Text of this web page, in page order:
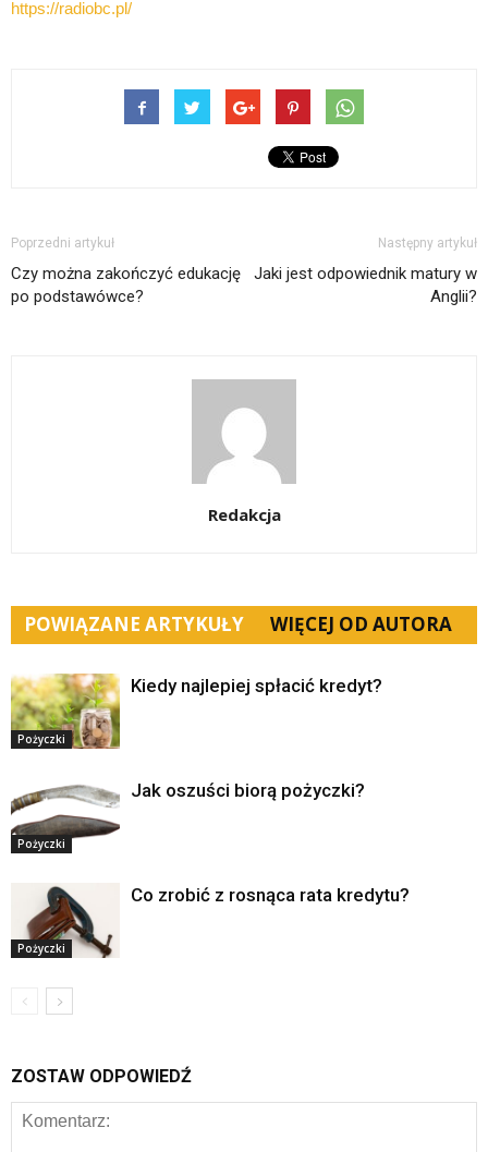
https://radiobc.pl/
Poprzedni artykuł
Czy można zakończyć edukację
po podstawówce?
Następny artykuł
Jaki jest odpowiednik matury w
Anglii?
Redakcja
POWIĄZANE ARTYKUŁY WIĘCEJ OD AUTORA
Pożyczki
Kiedy najlepiej spłacić kredyt?
Pożyczki
Jak oszuści biorą pożyczki?
Pożyczki
Co zrobić z rosnąca rata kredytu?
ZOSTAW ODPOWIEDŹ